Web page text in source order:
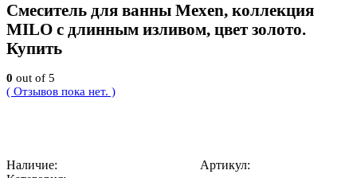
Смеситель для ванны Mexen, коллекция
MILO с длинным изливом, цвет золото.
Купить
0 out of 5
( Отзывов пока нет. )
Наличие: Артикул: